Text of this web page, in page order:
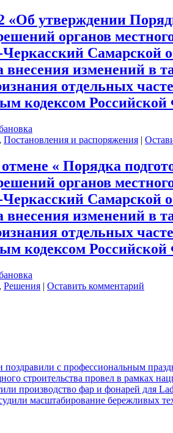
«Об утверждении
органов
Самарской
внесения изменений
отдельных
кодексом
, Постановления и распоряжения |
« Порядка
органов
Самарской
внесения изменений
отдельных
кодексом
, Решения | Оставить комментарий
поздравили с профессиональным
строительства провел в рамках
производство фар и фонарей для
масштабирование бережливых